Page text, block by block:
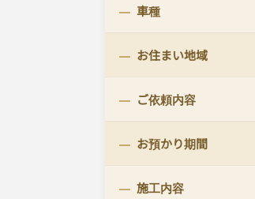
車種
お住まい地域
ご依頼内容
お預かり期間
施工内容